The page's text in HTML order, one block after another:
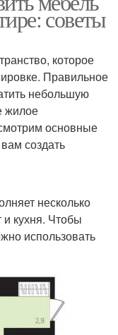
советы
которое
Правильное
небольшую
жилое
основные
создать
несколько
и кухня. Чтобы
использовать